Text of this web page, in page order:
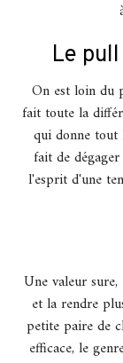
Le
On est loin du
fait toute la
qui donne tout
fait de
l'esprit d'une
Une valeur
et la rendre
petite paire de
efficace, le